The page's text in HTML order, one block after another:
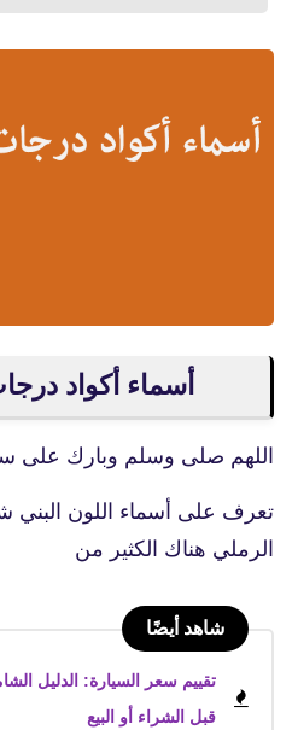
أسماء أكواد
اللهم صلى وسلم وبارك على
تعرف على أسماء اللون البني
الرملي هناك الكثير من
شاهد أيضًا
تقييم سعر السيارة: الدليل
قبل الشراء أو البيع